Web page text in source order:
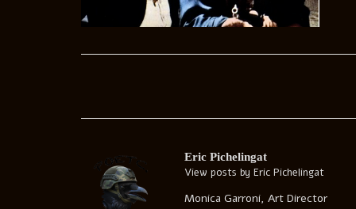
Eric Pichelingat
View posts by Eric Pichelingat
Monica Garroni, Art Director